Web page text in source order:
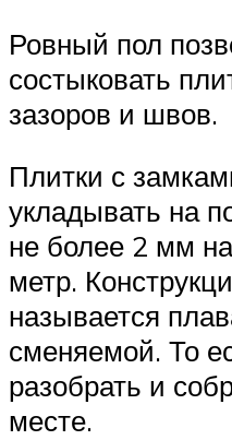
Ровный пол
состыковать
зазоров и швов.
Плитки с
укладывать на
не более 2 мм
метр.
называется
сменяемой. То
разобрать и
месте.